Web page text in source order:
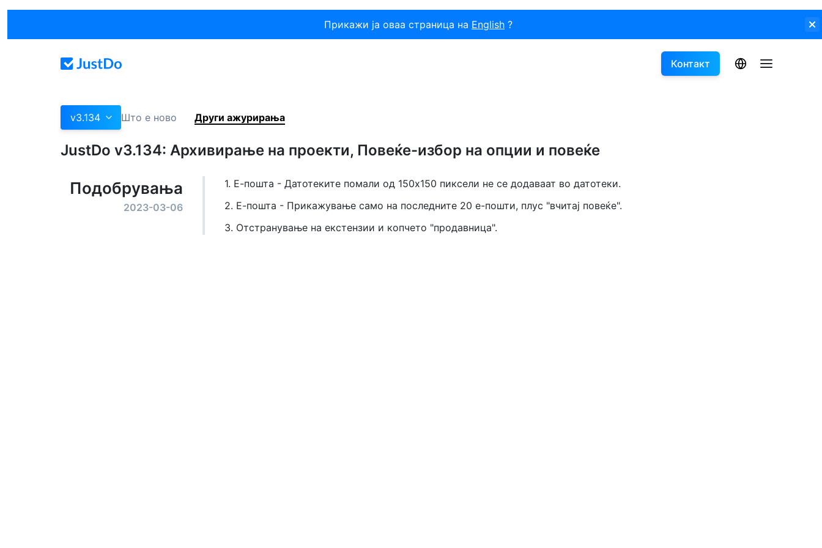
Прикажи ја оваа страница на English ?
Контакт
v3.134 Што е ново Други ажурирања
JustDo v3.134: Архивирање на проекти, Повеќе-избор на опции и повеќе
Подобрувања
2023-03-06
1. Е-пошта - Датотеките помали од 150x150 пиксели не се додаваат во датотеки.
2. Е-пошта - Прикажување само на последните 20 е-пошти, плус "вчитај повеќе".
3. Отстранување на екстензии и копчето "продавница".